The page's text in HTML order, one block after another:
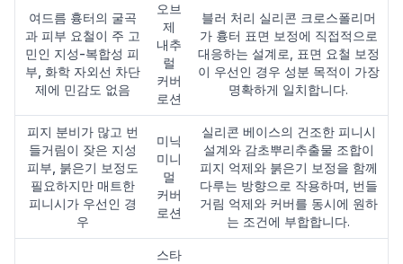
여드름 흉터의 굴곡
과 피부 요철이 주 고
민인 지성-복합성 피
부, 화학 자외선 차단
제에 민감도 없음
오브
제
내추
럴
커버
로션
블러 처리 실리콘 크로스폴리머
가 흉터 표면 보정에 직접적으로
대응하는 설계로, 표면 요철 보정
이 우선인 경우 성분 목적이 가장
명확하게 일치합니다.
피지 분비가 많고 번
들거림이 잦은 지성
피부, 붉은기 보정도
필요하지만 매트한
피니시가 우선인 경
우
미닉
미니
멀
커버
로션
실리콘 베이스의 건조한 피니시
설계와 감초뿌리추출물 조합이
피지 억제와 붉은기 보정을 함께
다루는 방향으로 작용하며, 번들
거림 억제와 커버를 동시에 원하
는 조건에 부합합니다.
스타